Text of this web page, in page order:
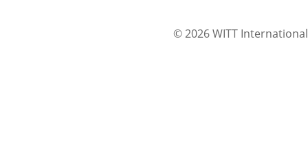
© 2026 WITT International